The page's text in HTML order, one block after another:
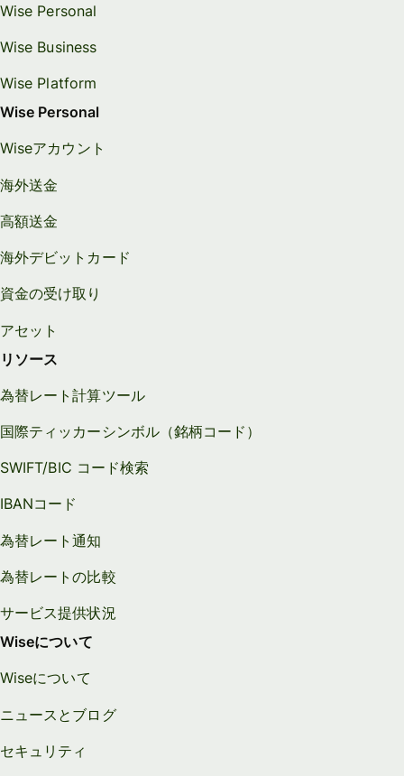
Wise Personal
Wise Business
Wise Platform
Wise Personal
Wiseアカウント
海外送金
高額送金
海外デビットカード
資金の受け取り
アセット
リソース
為替レート計算ツール
国際ティッカーシンボル（銘柄コード）
SWIFT/BIC コード検索
IBANコード
為替レート通知
為替レートの比較
サービス提供状況
Wiseについて
Wiseについて
ニュースとブログ
セキュリティ